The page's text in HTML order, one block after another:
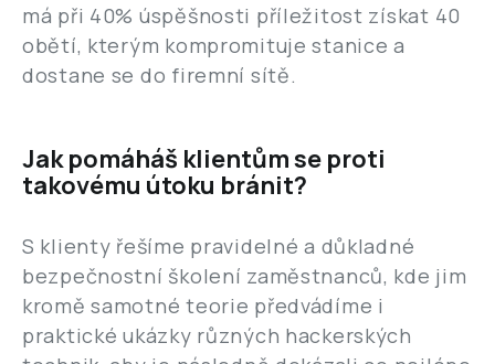
má při 40% úspěšnosti příležitost získat 40
obětí, kterým kompromituje stanice a
dostane se do firemní sítě.
Jak pomáháš klientům se proti
takovému útoku bránit?
S klienty řešíme pravidelné a důkladné
bezpečnostní školení zaměstnanců, kde jim
kromě samotné teorie předvádíme i
praktické ukázky různých hackerských